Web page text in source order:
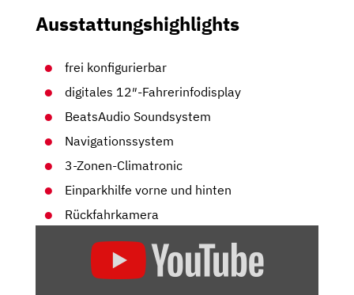
Ausstattungshighlights
frei konfigurierbar
digitales 12″-Fahrerinfodisplay
BeatsAudio Soundsystem
Navigationssystem
3-Zonen-Climatronic
Einparkhilfe vorne und hinten
Rückfahrkamera
FORMENTOR